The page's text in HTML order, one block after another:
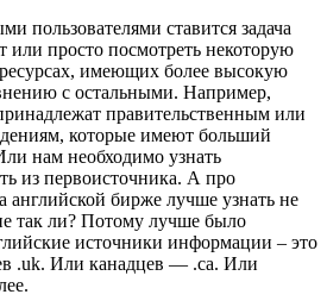
пользователями ставится задача
просто посмотреть некоторую
имеющих более высокую
с остальными. Например,
правительственным или
которые имеют больший
нам необходимо узнать
из первоисточника. А про
английской бирже лучше узнать не
так ли? Потому лучше было
источники информации – это
.uk. Или канадцев — .ca. Или